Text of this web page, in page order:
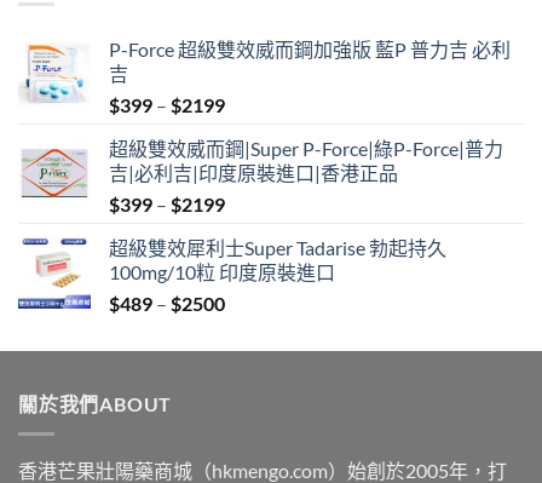
P-Force 超級雙效威而鋼加強版 藍P 普力吉 必利
吉
$399 – $2199Price
$399
through
$2199
超級雙效威而鋼|Super P-Force|綠P-Force|普力
吉|必利吉|印度原裝進口|香港正品
$399 – $2199Price
$399
through
$2199
超級雙效犀利士Super Tadarise 勃起持久
100mg/10粒 印度原裝進口
$489 – $2500Price
$489
關於我們ABOUT
香港芒果壯陽藥商城（hkmengo.com）始創於2005年，打